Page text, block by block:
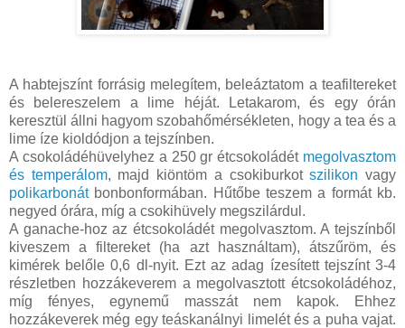
A habtejszínt forrásig melegítem, beleáztatom a teafiltereket
és belereszelem a lime héját. Letakarom, és egy órán
keresztül állni hagyom szobahőmérsékleten, hogy a tea és a
lime íze kioldódjon a tejszínben.
A csokoládéhüvelyhez a 250 gr étcsokoládét megolvasztom
és temperálom, majd kiöntöm a csokiburkotszilikon vagy
polikarbonátbonbonformában. Hűtőbe teszem a formát kb.
negyed órára, míg a csokihüvely megszilárdul.
A ganache-hoz az étcsokoládét megolvasztom. A tejszínből
kiveszem a filtereket (ha azt használtam), átszűröm, és
kimérek belőle 0,6 dl-nyit. Ezt az adag ízesített tejszínt 3-4
részletben hozzákeverem a megolvasztott étcsokoládéhoz,
míg fényes, egynemű masszát nem kapok. Ehhez
hozzákeverek még egy teáskanálnyi limelét és a puha vajat.